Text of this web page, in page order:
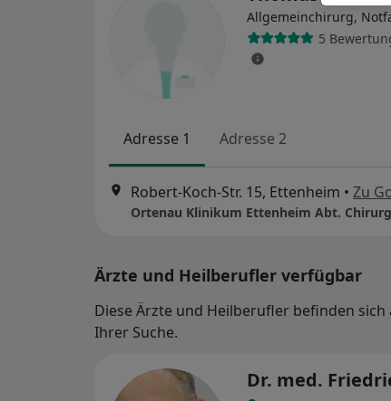
Allgemeinchirurg,
5
Adresse 1 Adresse 2
Robert-Koch-Str. 15, Ettenheim • Zu
Ortenau Klinikum Ettenheim Abt.
Ärzte und Heilberufler verfügbar
Diese Ärzte und Heilberufler befinden
Ihrer Suche.
Dr. med.